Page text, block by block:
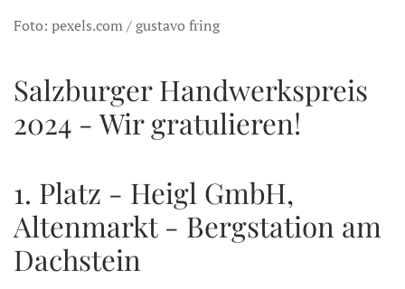
Foto: pexels.com / gustavo fring
Salzburger Handwerkspreis
2024 - Wir gratulieren!
1. Platz - Heigl GmbH,
Altenmarkt - Bergstation am
Dachstein